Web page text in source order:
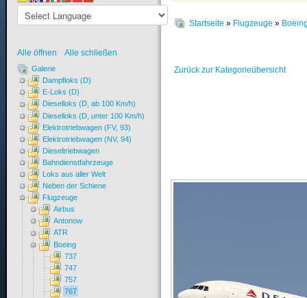
Startseite » Flugzeuge »
Zurück zur Kategorieübersicht
Alle öffnen Alle schließen
Galerie
Dampfloks (D)
E-Loks (D)
Dieselloks (D, ab 100 Km/h)
Dieselloks (D, unter 100 Km/h)
Elektrotriebwagen (FV, 93)
Elektrotriebwagen (NV, 94)
Dieseltriebwagen
Bahndienstfahrzeuge
Loks aus aller Welt
Neben der Schiene
Flugzeuge
Airbus
Antonow
ATR
Boeing
737
747
757
767